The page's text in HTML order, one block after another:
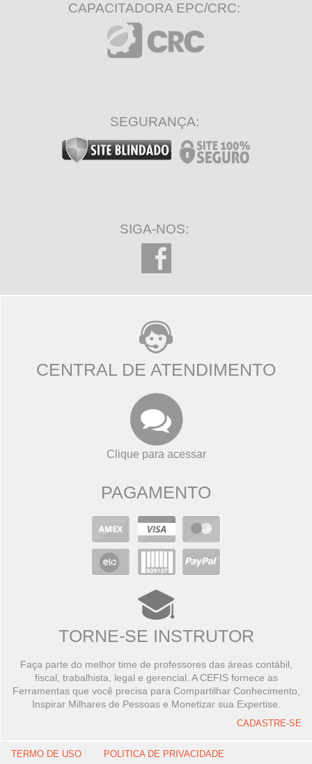
CAPACITADORA EPC/CRC:
SEGURANÇA:
SIGA-NOS:
CENTRAL DE ATENDIMENTO
Clique para acessar
PAGAMENTO
TORNE-SE INSTRUTOR
Faça parte do melhor time de professores das áreas contábil,
fiscal, trabalhista, legal e gerencial. A CEFIS fornece as
Ferramentas que você precisa para Compartilhar Conhecimento,
Inspirar Milhares de Pessoas e Monetizar sua Expertise.
CADASTRE-SE
TERMO DE USO POLITICA DE PRIVACIDADE